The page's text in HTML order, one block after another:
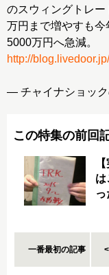
のスウィングトレ
万円まで増やすも
http://
― チャイナショッ
この特集の前回
は
一番最初の記事